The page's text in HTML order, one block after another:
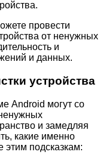
провести
от ненужных
и
и данных.
устройства
Android могут со
и замедляя
какие именно
этим подсказкам: